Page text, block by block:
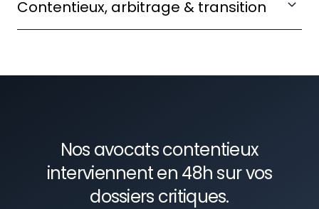
transactions immobilières contestées.
Contentieux, arbitrage & transition
Nos avocats contentieux
interviennent en 48h sur vos
dossiers critiques.